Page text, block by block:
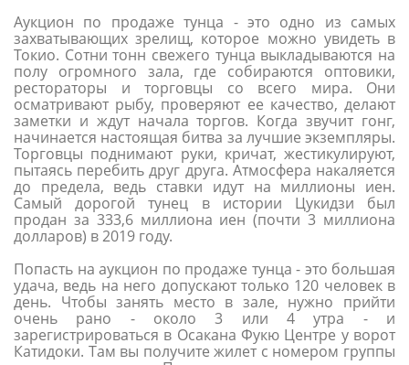
Аукцион по продаже тунца - это одно из самых
захватывающих зрелищ, которое можно увидеть в
Токио. Сотни тонн свежего тунца выкладываются на
полу огромного зала, где собираются оптовики,
рестораторы и торговцы со всего мира. Они
осматривают рыбу, проверяют ее качество, делают
заметки и ждут начала торгов. Когда звучит гонг,
начинается настоящая битва за лучшие экземпляры.
Торговцы поднимают руки, кричат, жестикулируют,
пытаясь перебить друг друга. Атмосфера накаляется
до предела, ведь ставки идут на миллионы иен.
Самый дорогой тунец в истории Цукидзи был
продан за 333,6 миллиона иен (почти 3 миллиона
долларов) в 2019 году.
Попасть на аукцион по продаже тунца - это большая
удача, ведь на него допускают только 120 человек в
день. Чтобы занять место в зале, нужно прийти
очень рано - около 3 или 4 утра - и
зарегистрироваться в Осакана Фукю Центре у ворот
Катидоки. Там вы получите жилет с номером группы